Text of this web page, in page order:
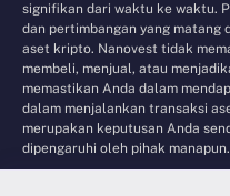
signifikan dari waktu ke waktu.
dan pertimbangan yang matang
aset kripto. Nanovest tidak
membeli, menjual, atau
memastikan Anda dalam
dalam menjalankan transaksi
merupakan keputusan Anda
dipengaruhi oleh pihak manapun.